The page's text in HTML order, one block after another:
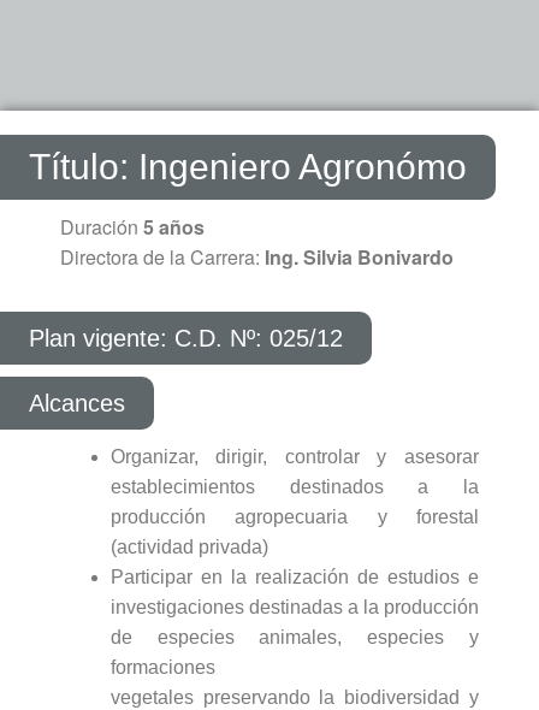
Título: Ingeniero Agronómo​
Duración 5 años
Directora de la Carrera: Ing. Silvia Bonivardo
Plan vigente: C.D. Nº: 025/12
Alcances
Organizar, dirigir, controlar y asesorar
establecimientos destinados a la
producción agropecuaria y forestal
(actividad privada)
Participar en la realización de estudios e
investigaciones destinadas a la producción
de especies animales, especies y
formaciones
vegetales preservando la biodiversidad y